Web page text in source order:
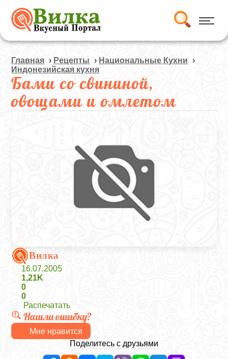
Главная › Рецепты › Национальные Кухни ›
Индонезийская кухня
Бами со свининой,
овощами и омлетом
Вилка
16.07.2005
1,21K
0
0
Распечатать
Нашли ошибку?
Мне нравится
Поделитесь с друзьями